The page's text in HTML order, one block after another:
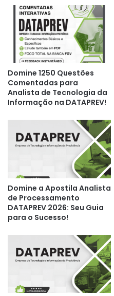
Domine 1250 Questões
Comentadas para
Analista de Tecnologia da
Informação na DATAPREV!
Domine a Apostila Analista
de Processamento
DATAPREV 2026: Seu Guia
para o Sucesso!